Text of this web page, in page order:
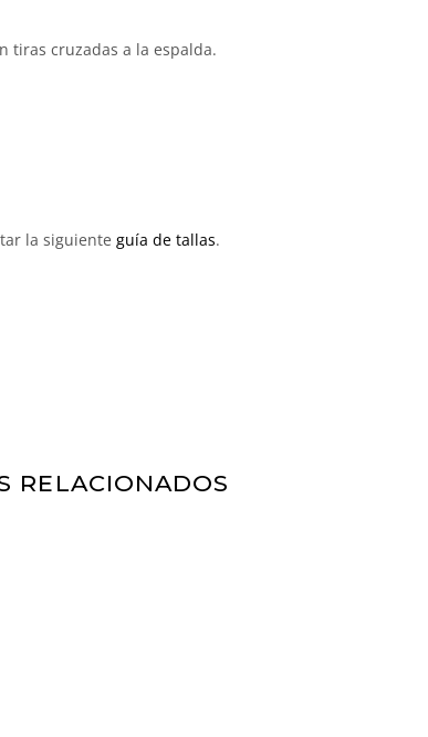
tiras cruzadas a la espalda.
la siguiente guía de tallas.
RELACIONADOS